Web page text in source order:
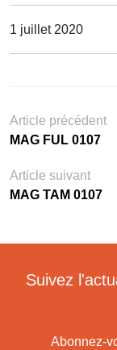
1 juillet 2020
Article précédent
MAG FUL 0107
Article suivant
MAG TAM 0107
Suivez
Abonnez-